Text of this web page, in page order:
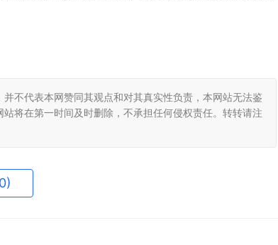
不代表本网赞同其观点和对其真实性负责，本网站无法鉴
将在第一时间及时删除，不承担任何侵权责任。转转请注